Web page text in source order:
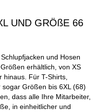
UND GRÖßE 66
und Hosen
erhältlich, von XS
Für T-Shirts,
Größen bis 6XL (68)
dass alle Ihre Mitarbeiter,
in einheitlicher und